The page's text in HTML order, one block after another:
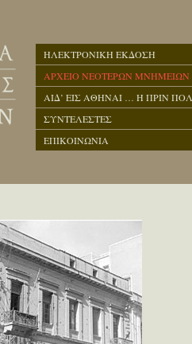
ΗΛΕΚΤΡΟΝΙΚΗ ΕΚΔΟΣΗ
ΑΡΧΕΙΟ ΝΕΟΤΕΡΩΝ ΜΝΗΜΕΙΩΝ
ΑΙΔ’ ΕΙΣ ΑΘΗΝΑΙ … Η ΠΡΙΝ
ΣΥΝΤΕΛΕΣΤΕΣ
ΕΠΙΚΟΙΝΩΝΙΑ